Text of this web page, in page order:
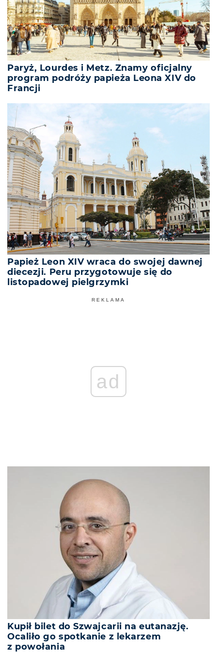
Paryż, Lourdes i Metz. Znamy oficjalny
program podróży papieża Leona XIV do
Francji
Papież Leon XIV wraca do swojej dawnej
diecezji. Peru przygotowuje się do
listopadowej pielgrzymki
REKLAMA
ad
Kupił bilet do Szwajcarii na eutanazję.
Ocaliło go spotkanie z lekarzem
z powołania